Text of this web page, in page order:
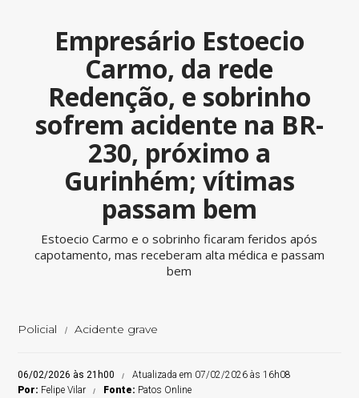
Empresário Estoecio
Carmo, da rede
Redenção, e sobrinho
sofrem acidente na BR-
230, próximo a
Gurinhém; vítimas
passam bem
Estoecio Carmo e o sobrinho ficaram feridos após
capotamento, mas receberam alta médica e passam
bem
Policial Acidente grave
06/02/2026 às 21h00
Atualizada em 07/02/2026 às 16h08
Por: Felipe Vilar Fonte: Patos Online